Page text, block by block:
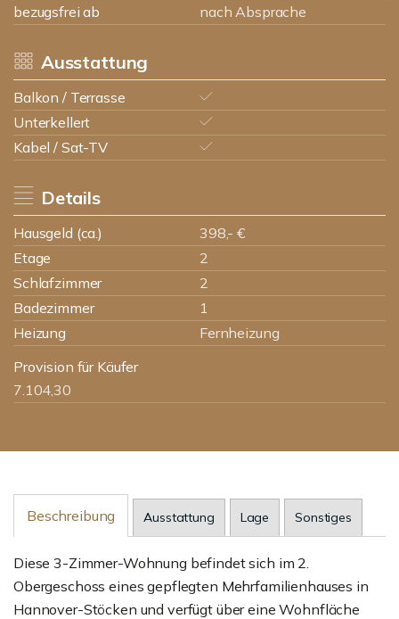
bezugsfrei ab
nach Absprache
Ausstattung
Balkon / Terrasse
Unterkellert
Kabel / Sat-TV
Details
Hausgeld (ca.)
398,- €
Etage
2
Schlafzimmer
2
Badezimmer
1
Heizung
Fernheizung
Provision für Käufer
7.104,30
Beschreibung Ausstattung Lage Sonstiges
Diese 3-Zimmer-Wohnung befindet sich im 2.
Obergeschoss eines gepflegten Mehrfamilienhauses in
Hannover-Stöcken und verfügt über eine Wohnfläche